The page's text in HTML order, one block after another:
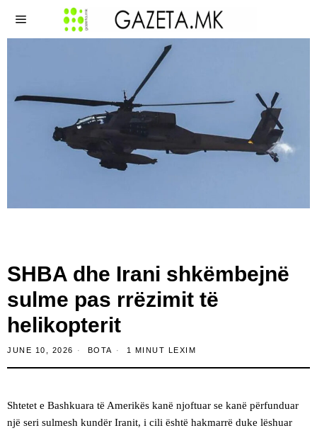
SHBA dhe Irani shkëmbejnë
sulme pas rrëzimit të
helikopterit
JUNE 10, 2026 BOTA 1 MINUT LEXIM
Shtetet e Bashkuara të Amerikës kanë njoftuar se kanë përfunduar
një seri sulmesh kundër Iranit, i cili është hakmarrë duke lëshuar